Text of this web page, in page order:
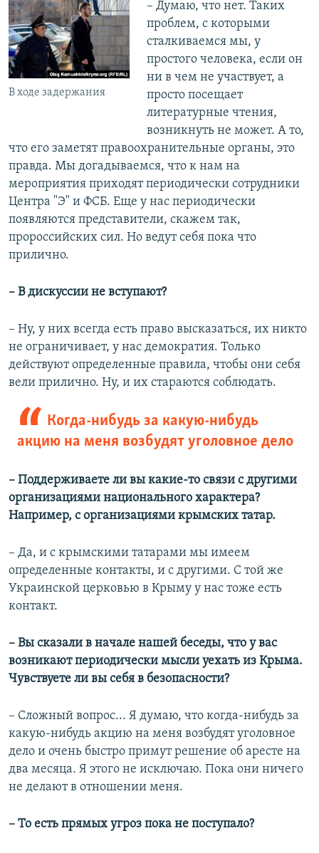
В ходе задержания
– Думаю, что нет. Таких
проблем, с которыми
сталкиваемся мы, у
простого человека, если он
ни в чем не участвует, а
просто посещает
литературные чтения,
возникнуть не может. А то,
что его заметят правоохранительные органы, это
правда. Мы догадываемся, что к нам на
мероприятия приходят периодически сотрудники
Центра "Э" и ФСБ. Еще у нас периодически
появляются представители, скажем так,
пророссийских сил. Но ведут себя пока что
прилично.
– В дискуссии не вступают?
– Ну, у них всегда есть право высказаться, их никто
не ограничивает, у нас демократия. Только
действуют определенные правила, чтобы они себя
вели прилично. Ну, и их стараются соблюдать.
Когда-нибудь за какую-нибудь
акцию на меня возбудят уголовное дело
– Поддерживаете ли вы какие-то связи с другими
организациями национального характера?
Например, с организациями крымских татар.
– Да, и с крымскими татарами мы имеем
определенные контакты, и с другими. С той же
Украинской церковью в Крыму у нас тоже есть
контакт.
– Вы сказали в начале нашей беседы, что у вас
возникают периодически мысли уехать из Крыма.
Чувствуете ли вы себя в безопасности?
– Сложный вопрос... Я думаю, что когда-нибудь за
какую-нибудь акцию на меня возбудят уголовное
дело и очень быстро примут решение об аресте на
два месяца. Я этого не исключаю. Пока они ничего
не делают в отношении меня.
– То есть прямых угроз пока не поступало?